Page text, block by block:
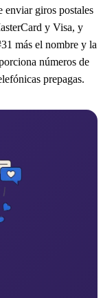
enviar giros postales
y Visa, y
más el nombre y la
números de
prepagas.